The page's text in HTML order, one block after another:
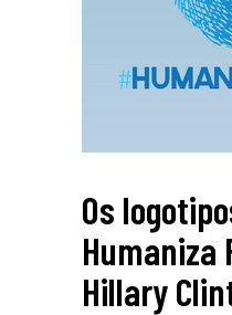
Os
Humaniza
Hillary